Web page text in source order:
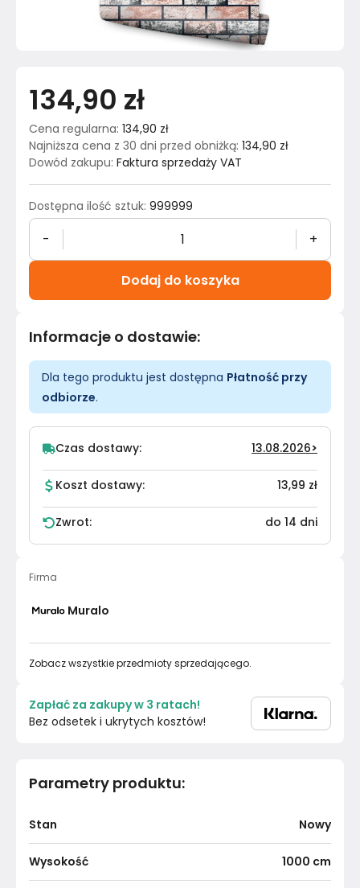
Parametry produktu:
Stan Nowy
Wysokość 1000 cm
134,90 zł
Cena regularna: 134,90 zł
Najniższa cena z 30 dni przed obniżką: 134,90 zł
Dowód zakupu: Faktura sprzedaży VAT
Dostępna ilość sztuk: 999999
- +
Dodaj do koszyka
Informacje o dostawie:
Dla tego produktu jest dostępna Płatność przy
odbiorze.
Czas dostawy: 13.08.2026>
Koszt dostawy: 13,99 zł
Zwrot: do 14 dni
Firma
Muralo
Zobacz wszystkie przedmioty sprzedającego.
Zapłać za zakupy w 3 ratach!
Bez odsetek i ukrytych kosztów!